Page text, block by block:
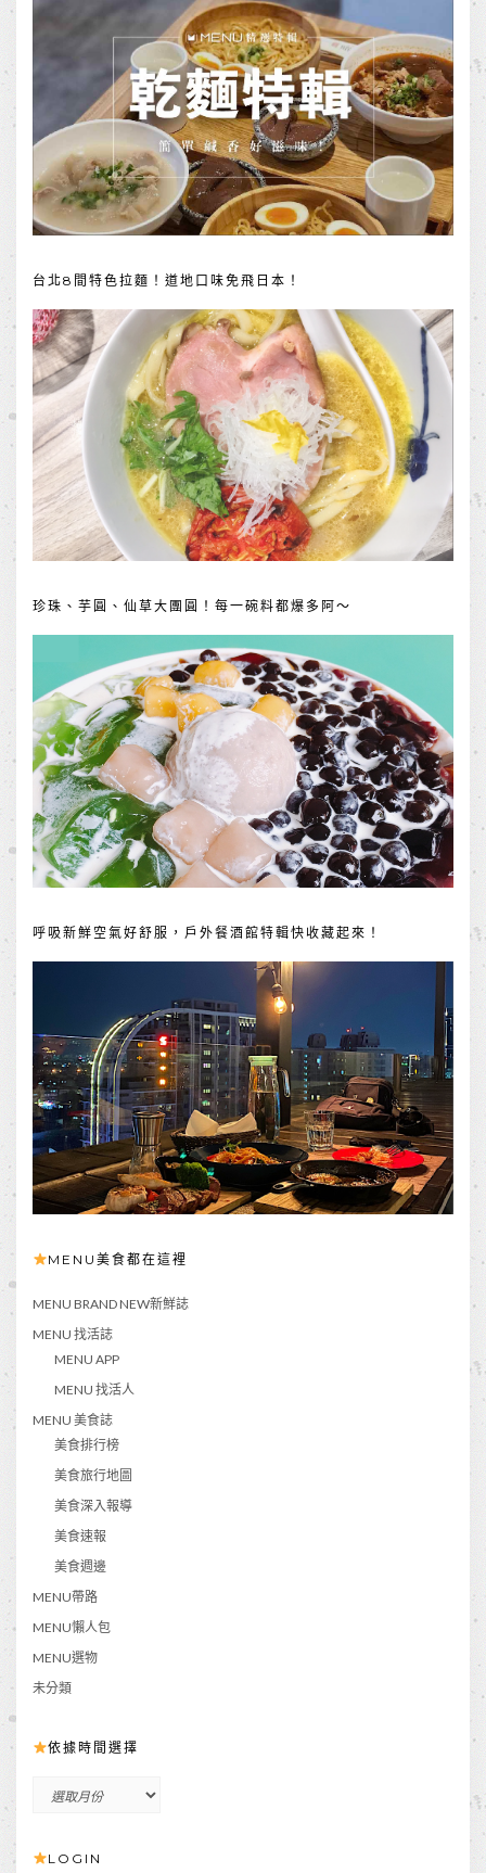
台北8間特色拉麵！道地口味免飛日本！
珍珠、芋圓、仙草大團圓！每一碗料都爆多阿～
呼吸新鮮空氣好舒服，戶外餐酒館特輯快收藏起來！
MENU美食都在這裡
MENU BRAND NEW新鮮誌
MENU 找活誌
MENU APP
MENU 找活人
MENU 美食誌
美食排行榜
美食旅行地圖
美食深入報導
美食速報
美食週邊
MENU帶路
MENU懶人包
MENU選物
未分類
依據時間選擇
間 LOGIN